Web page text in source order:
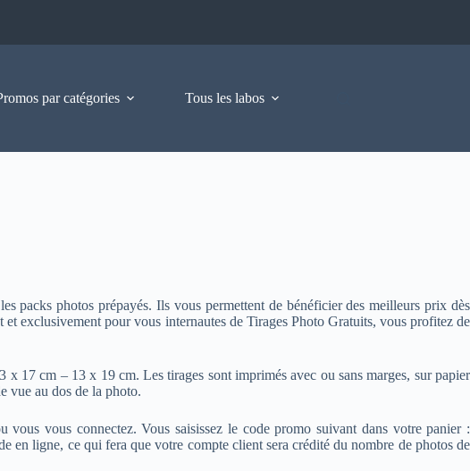
par catégories Tous les labos
packs photos prépayés. Ils vous permettent de bénéficier des meilleurs prix dès
exclusivement pour vous internautes de Tirages Photo Gratuits, vous profitez de
17 cm – 13 x 19 cm. Les tirages sont imprimés avec ou sans marges, sur papier
vue au dos de la photo.
vous connectez. Vous saisissez le code promo suivant dans votre panier :
en ligne, ce qui fera que votre compte client sera crédité du nombre de photos de